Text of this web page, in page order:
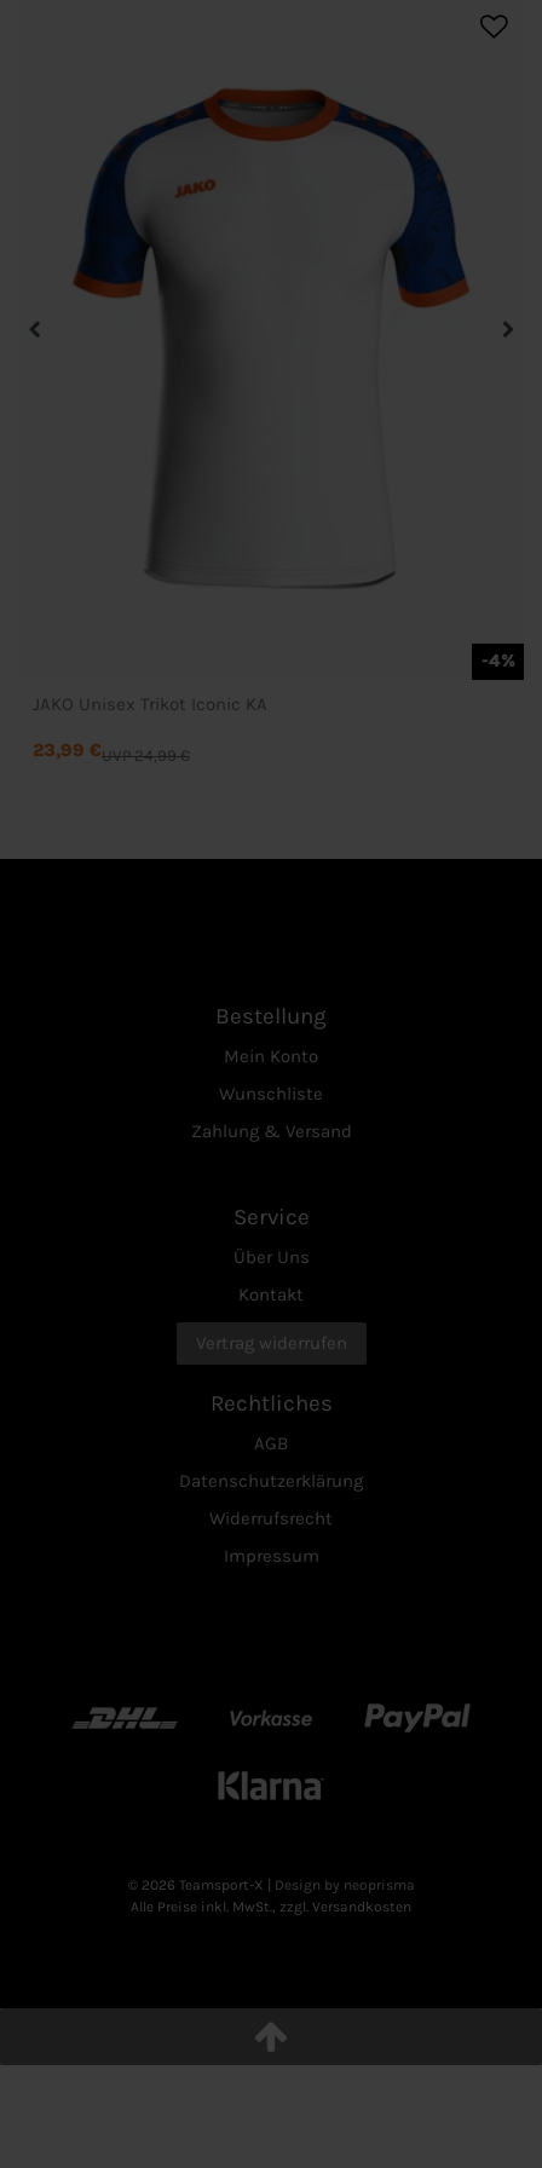
-4%
JAKO Unisex Trikot Iconic KA
UVP 24,99 €
23,99 €
Bestellung
Mein Konto
Wunschliste
Zahlung & Versand
Service
Über Uns
Kontakt
Vertrag widerrufen
Rechtliches
AGB
Datenschutzerklärung
Widerrufsrecht
Impressum
DHL Vorkasse Paypal
Klarn
© 2026 Teamsport-X | Design by neoprisma
Alle Preise inkl. MwSt., zzgl. Versandkosten